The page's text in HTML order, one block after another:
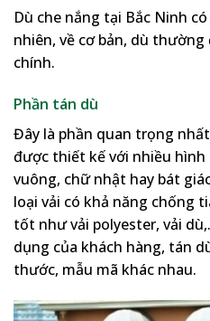
Dù che nắng tại Bắc Ninh
nhiên, về cơ bản, dù
chính.
Phần tán dù
Đây là phần quan trọng
được thiết kế với nhiều
vuông, chữ nhật hay bát
loại vải có khả năng chống
tốt như vải polyester, vải
dụng của khách hàng, tán
thước, mẫu mã khác nhau.